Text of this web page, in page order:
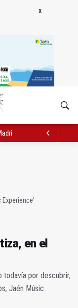
la situación del
Experience'
en el
todavía por descubrir,
Jaén Músic